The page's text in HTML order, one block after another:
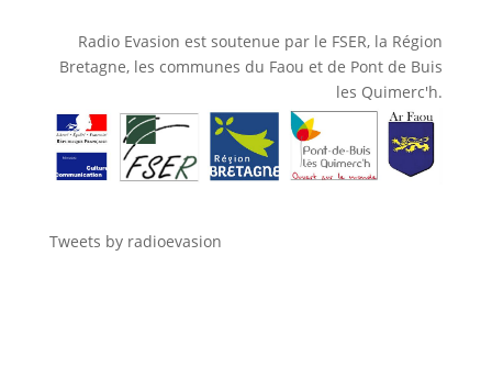
Radio Evasion est soutenue par le FSER, la Région
Bretagne, les communes du Faou et de Pont de Buis
les Quimerc'h.
Tweets by radioevasion